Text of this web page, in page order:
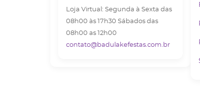
Loja Virtual: Segunda à Sexta das
08h00 às 17h30 Sábados das
08h00 as 12h00
contato@badulakefestas.com.br